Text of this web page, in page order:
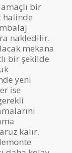
bir
halinde
nakledilir.
mekana
bir şekilde
yeni
ise
kalır.